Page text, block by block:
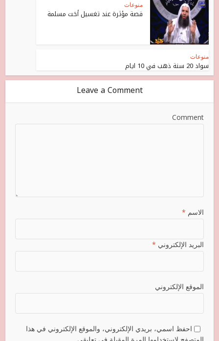
منوعات
قصة مؤثرة عند تغسيل أخت مسلمة
منوعات
سواد 20 سنة ذهب في 10 ايام
Leave a Comment
Comment
الاسم *
البريد الإلكتروني *
الموقع الإلكتروني
احفظ اسمي، بريدي الإلكتروني، والموقع الإلكتروني في هذا